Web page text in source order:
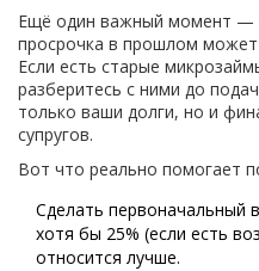
Ещё один важный момент —
просрочка в прошлом может
Если есть старые
разберитесь с ними до
только ваши долги, но и
супругов.
Вот что реально помогает
Сделать
хотя бы 25% (если есть
относится лучше.